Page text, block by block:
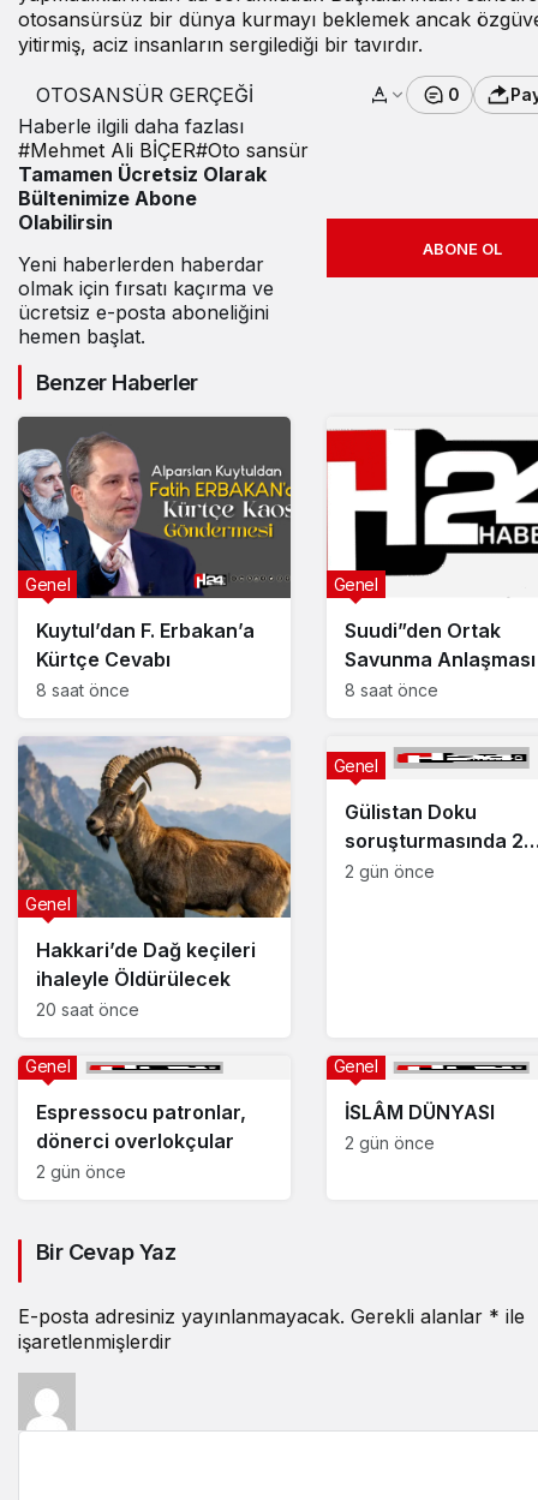
otosansürsüz bir dünya kurmayı beklemek ancak
yitirmiş, aciz insanların sergilediği bir tavırdır.
OTOSANSÜR GERÇEĞİ 0
Haberle ilgili daha fazlası
#Mehmet Ali BİÇER#Oto sansür
Tamamen Ücretsiz Olarak
Bültenimize Abone
Olabilirsin
Yeni haberlerden haberdar
olmak için fırsatı kaçırma ve
ücretsiz e-posta aboneliğini
hemen başlat.
ABONE OL
Benzer Haberler
Kuytul’dan F. Erbakan’a
Kürtçe Cevabı
Genel
8 saat önce
Suudi”den Ortak
Savunma Anlaşması
Genel
8 saat önce
Hakkari’de Dağ keçileri
ihaleyle Öldürülecek
Genel
20 saat önce
Gülistan Doku
soruşturmasında 2
dalgıç tutuklandı
Genel
2 gün önce
Espressocu patronlar,
dönerci overlokçular
Genel
2 gün önce
İSLÂM DÜNYASI
Genel
2 gün önce
Bir Cevap Yaz
E-posta adresiniz yayınlanmayacak. Gerekli alanlar * ile
işaretlenmişlerdir